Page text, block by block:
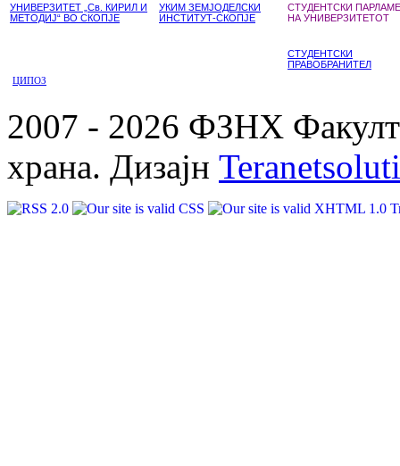
УНИВЕРЗИТЕТ „Св. КИРИЛ И
МЕТОДИЈ“ ВО СКОПЈЕ
УКИМ ЗЕМЈОДЕЛСКИ
ИНСТИТУТ-СКОПЈЕ
СТУДЕНТСКИ
НА УНИВЕРЗИТЕТОТ
СТУДЕНТСКИ
ПРАВОБРАНИТЕЛ
ЦИПОЗ
2007 - 2026 ФЗНХ
храна. Дизајн